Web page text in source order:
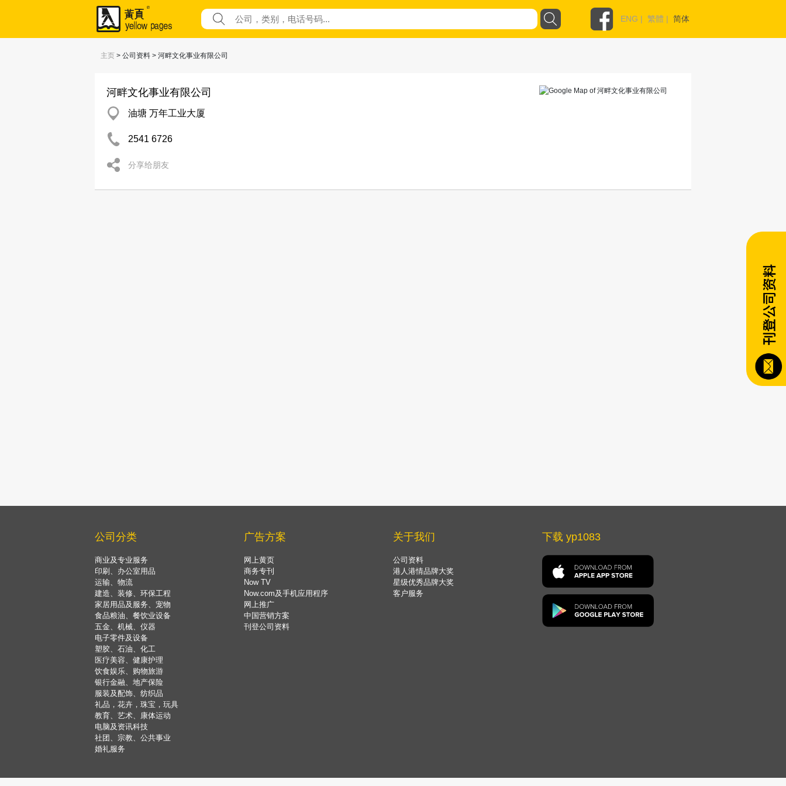
ENG | 繁體 | 简体
主页 > 公司资料 > 河畔文化事业有限公司
河畔文化事业有限公司
油塘 万年工业大厦
2541 6726
分享给朋友
公司分类
商业及专业服务
印刷、办公室用品
运输、物流
建造、装修、环保工程
家居用品及服务、宠物
食品粮油、餐饮业设备
五金、机械、仪器
电子零件及设备
塑胶、石油、化工
医疗美容、健康护理
饮食娱乐、购物旅游
银行金融、地产保险
服装及配饰、纺织品
礼品，花卉，珠宝，玩具
教育、艺术、康体运动
电脑及资讯科技
社团、宗教、公共事业
婚礼服务
广告方案
网上黄页
商务专刊
Now TV
Now.com及手机应用程序
网上推广
中国营销方案
刊登公司资料
关于我们
公司资料
港人港情品牌大奖
星级优秀品牌大奖
客户服务
下载 yp1083